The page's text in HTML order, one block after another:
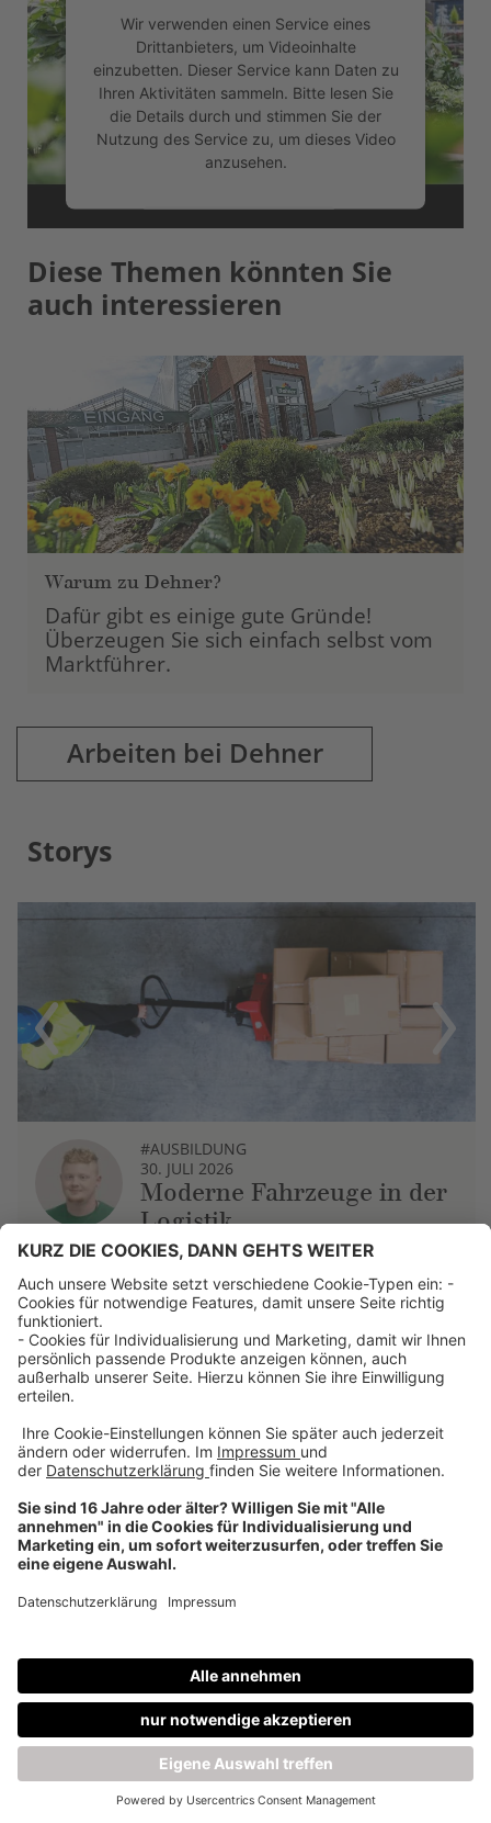
Wir verwenden einen Service eines
Drittanbieters, um Videoinhalte
einzubetten. Dieser Service kann Daten zu
Ihren Aktivitäten sammeln. Bitte lesen Sie
die Details durch und stimmen Sie der
Nutzung des Service zu, um dieses Video
anzusehen.
Mehr Informationen
Akzeptieren
Diese Themen könnten Sie
auch interessieren
Warum zu Dehner?
Dafür gibt es einige gute Gründe!
Überzeugen Sie sich einfach selbst vom
Marktführer.
Arbeiten bei Dehner
Storys
Previous
#AUSBILDUNG
30. JULI 2026
Moderne Fahrzeuge in der
Logistik
Next
Über uns
Dehner Unternehmen
Jobs bei Dehner
Kontakt & Rechtliches
Social Media